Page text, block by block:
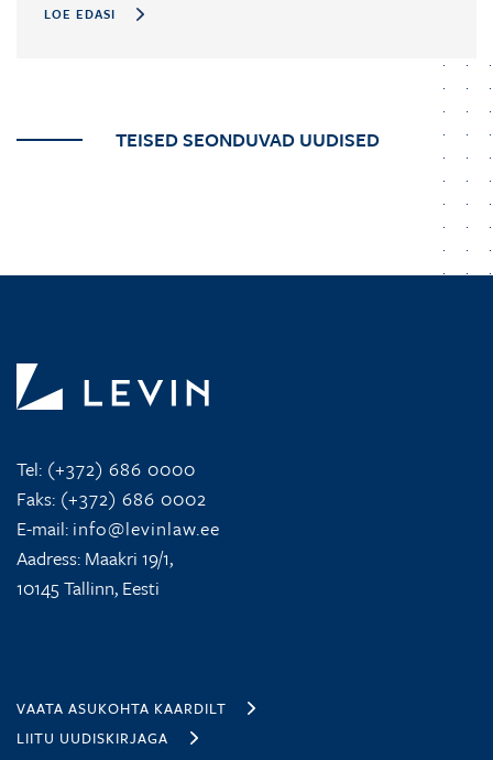
LOE EDASI
TEISED SEONDUVAD UUDISED
Tel: (+372) 686 0000
Faks: (+372) 686 0002
E-mail: info@levinlaw.ee
Aadress: Maakri 19/1,
10145 Tallinn, Eesti
VAATA ASUKOHTA KAARDILT
LIITU UUDISKIRJAGA